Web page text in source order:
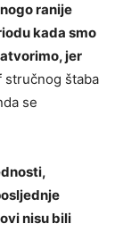
ranije
kada smo
jer
stručnog štaba
se
nisu bili